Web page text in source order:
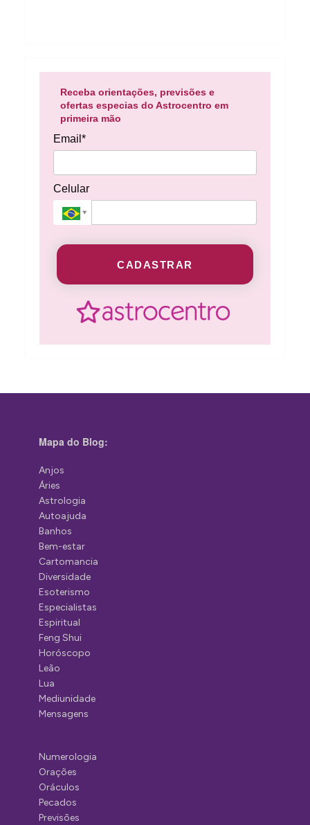
Receba orientações, previsões e
ofertas especias do Astrocentro em
primeira mão
Email*
Celular
CADASTRAR
Mapa do Blog:
Anjos
Áries
Astrologia
Autoajuda
Banhos
Bem-estar
Cartomancia
Diversidade
Esoterismo
Especialistas
Espiritual
Feng Shui
Horóscopo
Leão
Lua
Mediunidade
Mensagens
Numerologia
Orações
Oráculos
Pecados
Previsões